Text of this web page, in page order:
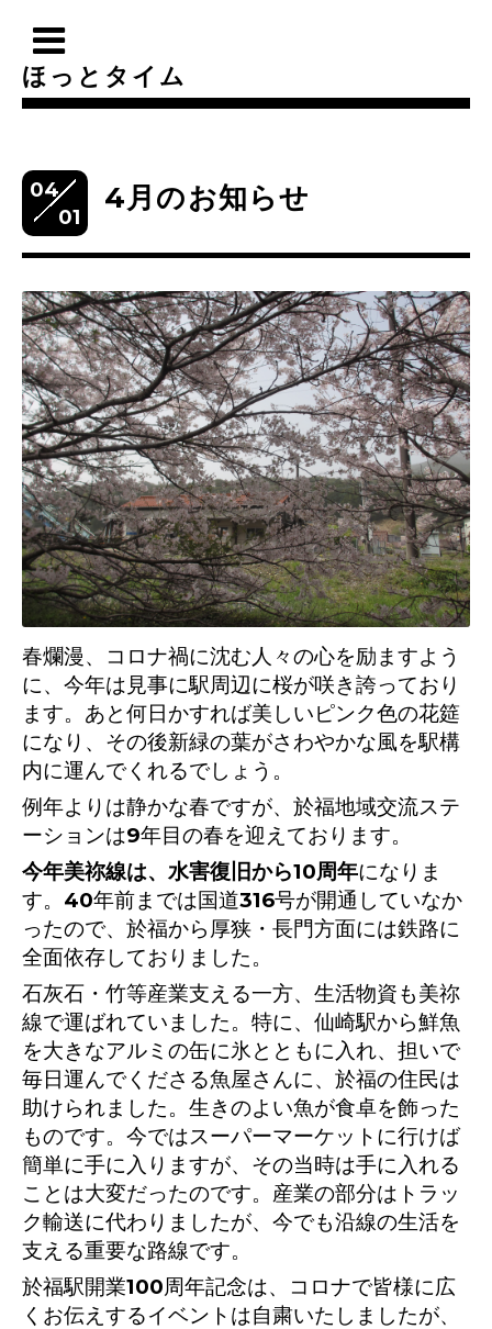
ほっとタイム
04
01
4月のお知らせ
春爛漫、コロナ禍に沈む人々の心を励ますよう
に、今年は見事に駅周辺に桜が咲き誇っており
ます。あと何日かすれば美しいピンク色の花筵
になり、その後新緑の葉がさわやかな風を駅構
内に運んでくれるでしょう。
例年よりは静かな春ですが、於福地域交流ステ
ーションは9年目の春を迎えております。
今年美祢線は、水害復旧から10周年になりま
す。40年前までは国道316号が開通していなか
ったので、於福から厚狭・長門方面には鉄路に
全面依存しておりました。
石灰石・竹等産業支える一方、生活物資も美祢
線で運ばれていました。特に、仙崎駅から鮮魚
を大きなアルミの缶に氷とともに入れ、担いで
毎日運んでくださる魚屋さんに、於福の住民は
助けられました。生きのよい魚が食卓を飾った
ものです。今ではスーパーマーケットに行けば
簡単に手に入りますが、その当時は手に入れる
ことは大変だったのです。産業の部分はトラッ
ク輸送に代わりましたが、今でも沿線の生活を
支える重要な路線です。
於福駅開業100周年記念は、コロナで皆様に広
くお伝えするイベントは自粛いたしましたが、